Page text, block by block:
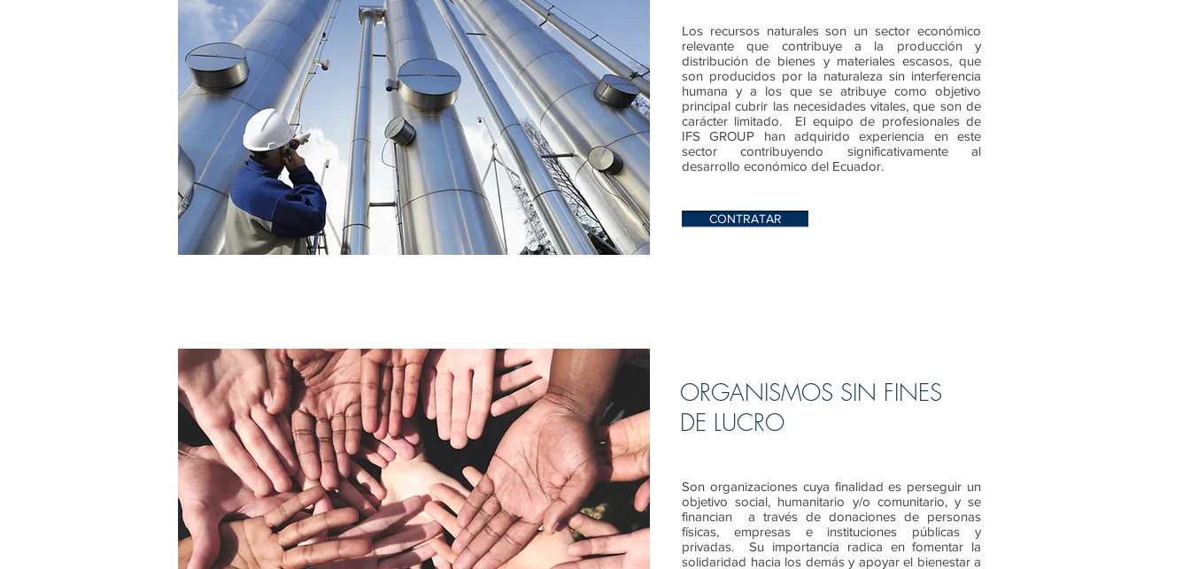
Los recursos naturales son un sector económico
relevante que contribuye a la producción y
distribución de bienes y materiales escasos, que
son producidos por la naturaleza sin interferencia
humana y a los que se atribuye como objetivo
principal cubrir las necesidades vitales, que son de
carácter limitado. El equipo de profesionales de
IFS GROUP han adquirido experiencia en este
sector contribuyendo significativamente al
desarrollo económico del Ecuador.
CONTRATAR
ORGANISMOS SIN FINES
DE LUCRO
Son organizaciones cuya finalidad es perseguir un
objetivo social, humanitario y/o comunitario, y se
financian a través de donaciones de personas
físicas, empresas e instituciones públicas y
privadas. Su importancia radica en fomentar la
solidaridad hacia los demás y apoyar el bienestar a